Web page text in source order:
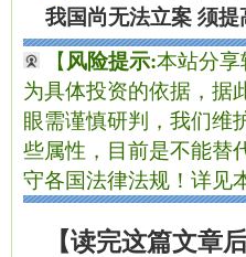
我国尚无法立案 须提
【 风险提示:本站分
为具体投资的依据，据
眼需谨慎研判，我们维
些属性，目前是不能替
守各国法律法规！详见
【读完这篇文章